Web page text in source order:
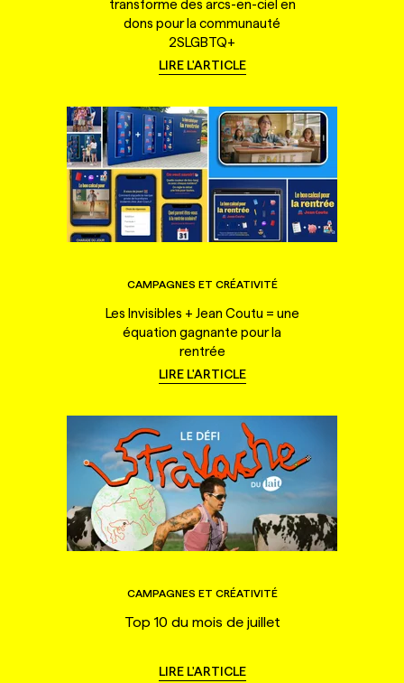
transforme des arcs-en-ciel en
dons pour la communauté
2SLGBTQ+
LIRE L'ARTICLE
CAMPAGNES ET CRÉATIVITÉ
Les Invisibles + Jean Coutu = une
équation gagnante pour la
rentrée
LIRE L'ARTICLE
CAMPAGNES ET CRÉATIVITÉ
Top 10 du mois de juillet
LIRE L'ARTICLE